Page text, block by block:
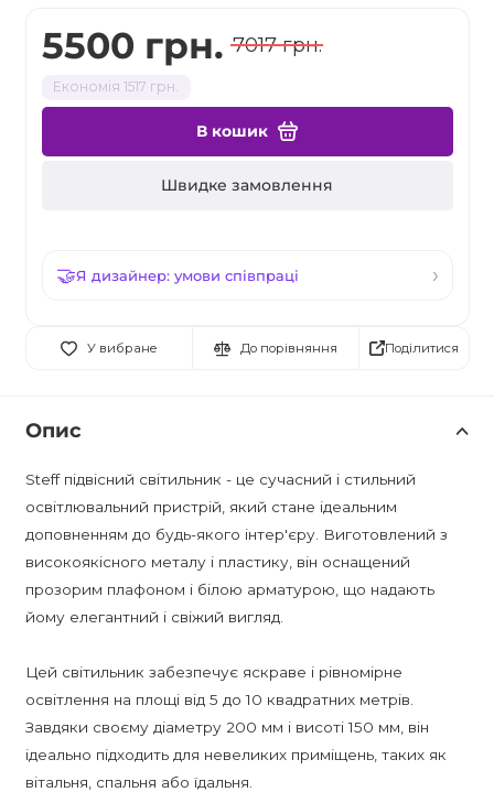
5500 грн. 7017 грн.
Економія 1517 грн.
В кошик
Швидке замовлення
Я дизайнер: умови співпраці
У вибране До порівняння Поділитися
Опис
Steff підвісний світильник - це сучасний і стильний
освітлювальний пристрій, який стане ідеальним
доповненням до будь-якого інтер'єру. Виготовлений з
високоякісного металу і пластику, він оснащений
прозорим плафоном і білою арматурою, що надають
йому елегантний і свіжий вигляд.
Цей світильник забезпечує яскраве і рівномірне
освітлення на площі від 5 до 10 квадратних метрів.
Завдяки своєму діаметру 200 мм і висоті 150 мм, він
ідеально підходить для невеликих приміщень, таких як
вітальня, спальня або їдальня.